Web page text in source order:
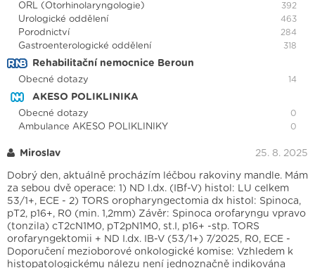
ORL (Otorhinolaryngologie) 392
Urologické oddělení 463
Porodnictví 284
Gastroenterologické oddělení 318
Rehabilitační nemocnice Beroun
Obecné dotazy 14
AKESO POLIKLINIKA
Obecné dotazy 0
Ambulance AKESO POLIKLINIKY 0
Miroslav 25. 8. 2025
Dobrý den, aktuálně procházím léčbou rakoviny mandle. Mám
za sebou dvě operace: 1) ND l.dx. (IBf-V) histol: LU celkem
53/1+, ECE - 2) TORS oropharyngectomia dx histol: Spinoca,
pT2, p16+, R0 (min. 1,2mm) Závěr: Spinoca orofaryngu vpravo
(tonzila) cT2cN1M0, pT2pN1M0, st.I, p16+ -stp. TORS
orofaryngektomii + ND I.dx. IB-V (53/1+) 7/2025, R0, ECE -
Doporučení mezioborové onkologické komise: Vzhledem k
histopatologickému nálezu není jednoznačně indikována